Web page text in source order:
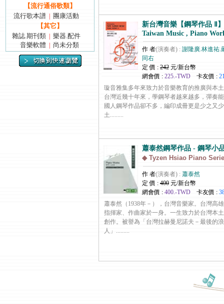
【流行通俗歌類】
流行歌本譜
團康活動
【其它】
雜誌.期刊類
樂器.配件
音樂軟體
尚未分類
新台灣音樂【鋼琴作品 Ⅱ
Taiwan Music , Piano
作 者(演奏者) : 謝隆廣.林進祐.
同右
定 價 : 242 元/新台幣
網會價 : 225.-TWD 卡友價 :
璇音雅集多年來致力於音樂教育的推廣與本
台灣近幾十年來，學鋼琴者越來越多，彈奏
國人鋼琴作品卻不多，編印成冊更是少之又
土.........
蕭泰然鋼琴作品 - 鋼琴小
◆ Tyzen Hsiao Piano
作 者(演奏者) : 蕭泰然
定 價 : 400 元/新台幣
網會價 : 400.-TWD 卡友價 :
蕭泰然（1938年－），台灣音樂家。台灣高
指揮家、作曲家於一身。一生致力於台灣本
創作。被譽為「台灣拉赫曼尼諾夫－最後的
人」.........